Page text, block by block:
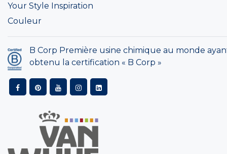
Your Style Inspiration
Couleur
B Corp Première usine chimique au monde
obtenu la certification « B Corp »